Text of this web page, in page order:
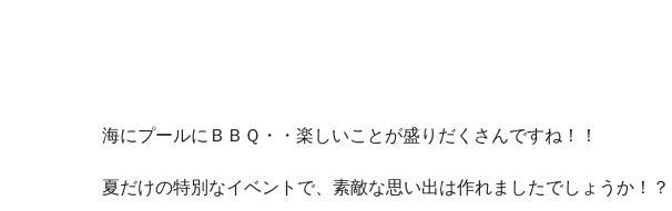
海にプールにＢＢＱ・・楽しいことが盛りだくさんですね！！
夏だけの特別なイベントで、素敵な思い出は作れましたでしょうか！？